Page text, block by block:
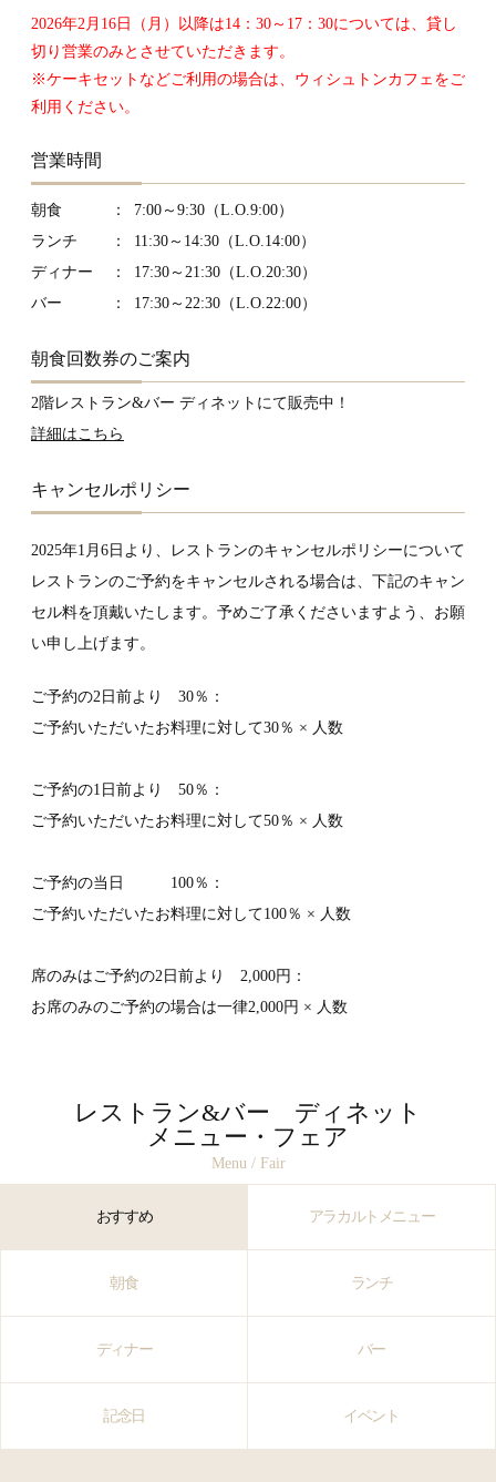
2026年2月16日（月）以降は14：30～17：30については、貸し
切り営業のみとさせていただきます。
※ケーキセットなどご利用の場合は、ウィシュトンカフェをご
利用ください。
営業時間
朝食
7:00～9:30（L.O.9:00）
ランチ
11:30～14:30（L.O.14:00）
ディナー
17:30～21:30（L.O.20:30）
バー
17:30～22:30（L.O.22:00）
朝食回数券のご案内
2階レストラン&バー ディネットにて販売中！
詳細はこちら
キャンセルポリシー
2025年1月6日より、レストランのキャンセルポリシーについて
レストランのご予約をキャンセルされる場合は、下記のキャン
セル料を頂戴いたします。予めご了承くださいますよう、お願
い申し上げます。
ご予約の2日前より 30％：
ご予約いただいたお料理に対して30％ × 人数
ご予約の1日前より 50％：
ご予約いただいたお料理に対して50％ × 人数
ご予約の当日 100％：
ご予約いただいたお料理に対して100％ × 人数
席のみはご予約の2日前より 2,000円：
お席のみのご予約の場合は一律2,000円 × 人数
レストラン&バー ディネット
メニュー・フェア
Menu / Fair
おすすめ アラカルトメニュー
朝食 ランチ
ディナー バー
記念日 イベント